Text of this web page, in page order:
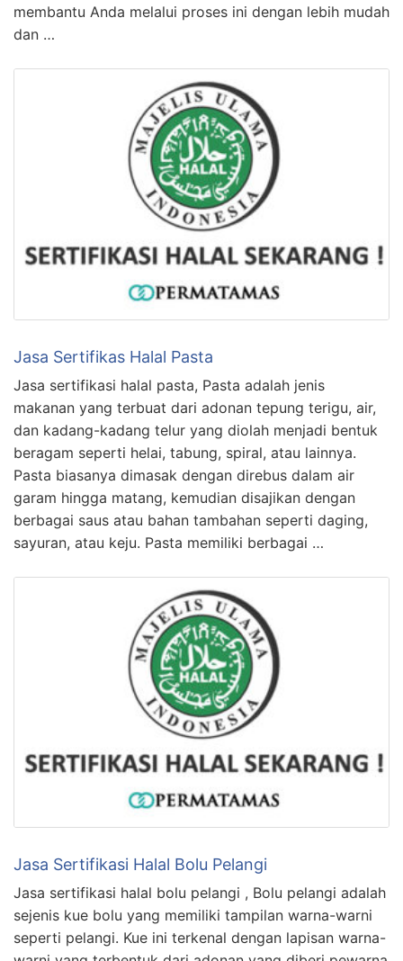
membantu Anda melalui proses ini dengan lebih mudah
dan …
Jasa Sertifikas Halal Pasta
Jasa sertifikasi halal pasta, Pasta adalah jenis
makanan yang terbuat dari adonan tepung terigu, air,
dan kadang-kadang telur yang diolah menjadi bentuk
beragam seperti helai, tabung, spiral, atau lainnya.
Pasta biasanya dimasak dengan direbus dalam air
garam hingga matang, kemudian disajikan dengan
berbagai saus atau bahan tambahan seperti daging,
sayuran, atau keju. Pasta memiliki berbagai …
Jasa Sertifikasi Halal Bolu Pelangi
Jasa sertifikasi halal bolu pelangi , Bolu pelangi adalah
sejenis kue bolu yang memiliki tampilan warna-warni
seperti pelangi. Kue ini terkenal dengan lapisan warna-